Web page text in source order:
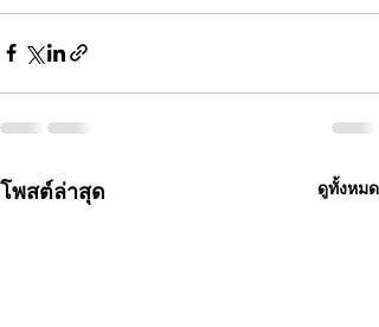
โพสต์ล่าสุด ดูทั้งหมด